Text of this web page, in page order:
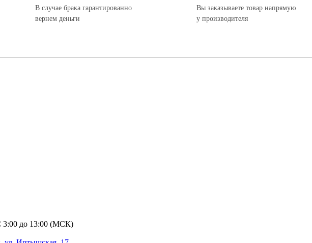
В случае брака гарантированно
вернем деньги
Вы заказываете товар напрямую
у производителя
3:00 до 13:00 (МСК)